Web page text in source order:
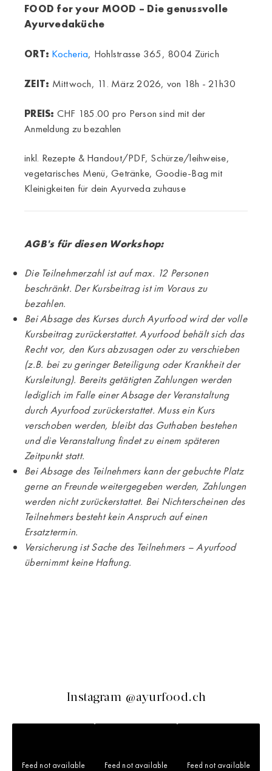
FOOD for your MOOD – Die genussvolle
Ayurvedaküche
ORT: Kocheria, Hohlstrasse 365, 8004 Zürich
ZEIT: Mittwoch, 11. März 2026, von 18h - 21h30
PREIS: CHF 185.00 pro Person sind mit der
Anmeldung zu bezahlen
inkl. Rezepte & Handout/PDF, Schürze/leihweise,
vegetarisches Menü, Getränke, Goodie-Bag mit
Kleinigkeiten für dein Ayurveda zuhause
AGB's für diesen Workshop:
Die Teilnehmerzahl ist auf max. 12 Personen
beschränkt. Der Kursbeitrag ist im Voraus zu
bezahlen.
Bei Absage des Kurses durch Ayurfood wird der volle
Kursbeitrag zurückerstattet. Ayurfood behält sich das
Recht vor, den Kurs abzusagen oder zu verschieben
(z.B. bei zu geringer Beteiligung oder Krankheit der
Kursleitung). Bereits getätigten Zahlungen werden
lediglich im Falle einer Absage der Veranstaltung
durch Ayurfood zurückerstattet. Muss ein Kurs
verschoben werden, bleibt das Guthaben bestehen
und die Veranstaltung findet zu einem späteren
Zeitpunkt statt.
Bei Absage des Teilnehmers kann der gebuchte Platz
gerne an Freunde weitergegeben werden, Zahlungen
werden nicht zurückerstattet. Bei Nichterscheinen des
Teilnehmers besteht kein Anspruch auf einen
Ersatztermin.
Versicherung ist Sache des Teilnehmers – Ayurfood
übernimmt keine Haftung.
Instagram @ayurfood.ch
Feed not available Feed not available Feed not available